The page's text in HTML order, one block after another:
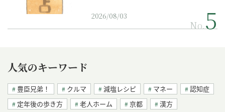
2026/08/03
No.
人気のキーワード
豊臣兄弟！ クルマ 減塩レシピ マネー
認知症
定年後の歩き方
老人ホーム 京都 漢方